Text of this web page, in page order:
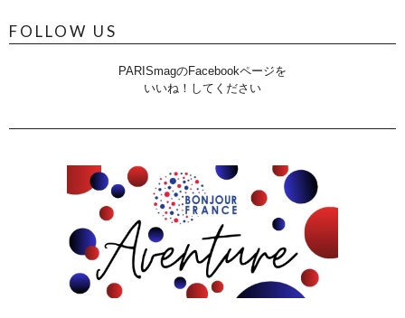
FOLLOW US
PARISmagのFacebookページを
いいね！してください